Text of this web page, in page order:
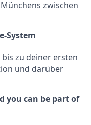
zwischen
System
zu deiner ersten
und darüber
you can be part of